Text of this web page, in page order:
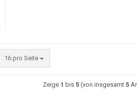
16 pro Seite
Zeige 1 bis5 (von insgesamt5